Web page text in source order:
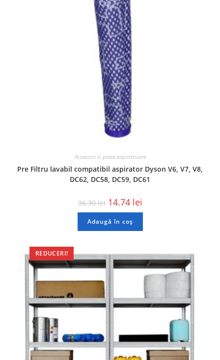
Accesorii si piese aspiratoare
Pre Filtru lavabil compatibil aspirator Dyson V6, V7, V8,
DC62, DC58, DC59, DC61
36.30lei 14.74 lei
Adaugă în coș
REDUCERI!